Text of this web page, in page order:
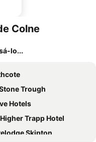
Colne
lo...
Trough
Hotels
Trapp Hotel
Skipton